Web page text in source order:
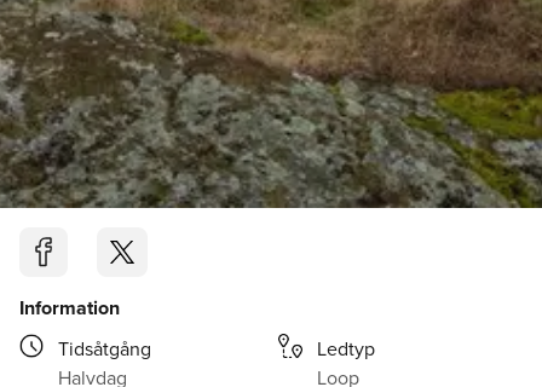
Information
Tidsåtgång
Halvdag
Ledtyp
Loop